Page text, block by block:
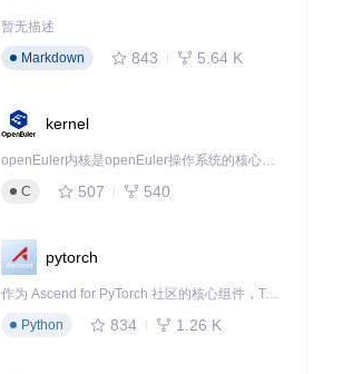
暂无描述
Markdown
843 5.64 K
kernel
openEuler内核是openEuler操作系统的核心，既是系统性能与稳定性的基石，也是连接处理器、设备与服务的桥梁。
C
507 540
pytorch
作为 Ascend for PyTorch 社区的核心组件，TorchNPU 是昇腾专为 PyTorch 打造的深度学习适配插件，使 PyTorch 框架能够直接调用昇腾 NPU，为开发者提供昇腾 AI 处理器的超强算力。
Python
834 1.26 K